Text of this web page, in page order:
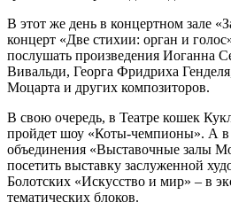
В этот же день в концертном зале
концерт «Две стихии: орган и
послушать произведения Иоганна
Вивальди, Георга Фридриха
Моцарта и других композиторов.
В свою очередь, в Театре кошек
пройдет шоу «Коты-чемпионы». А в
объединения «Выставочные залы
посетить выставку заслуженной
Болотских «Искусство и мир» – в
тематических блоков.